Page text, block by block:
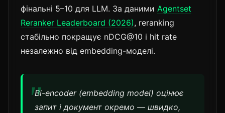
фінальні 5–10 для LLM. За даними Agentset
Reranker Leaderboard (2026), reranking
стабільно покращує nDCG@10 і hit rate
незалежно від embedding-моделі.
Bi-encoder (embedding model) оцінює
запит і документ окремо — швидко,